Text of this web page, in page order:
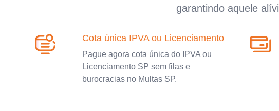
garantindo aquele
Cota única IPVA ou Licenciamento
Pague agora cota única do IPVA ou
Licenciamento SP sem filas e
burocracias no Multas SP.